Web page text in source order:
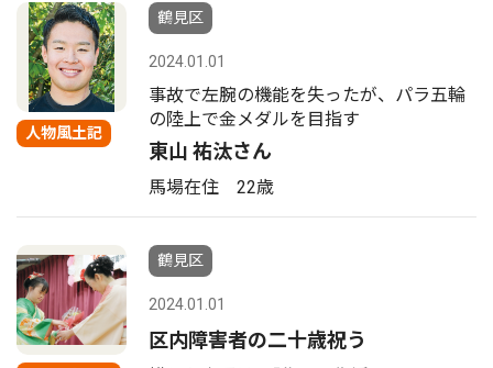
人物風土記
鶴見区
2024.01.01
事故で左腕の機能を失ったが、パラ五輪
の陸上で金メダルを目指す
東山 祐汰さん
馬場在住 22歳
鶴見区
2024.01.01
区内障害者の二十歳祝う